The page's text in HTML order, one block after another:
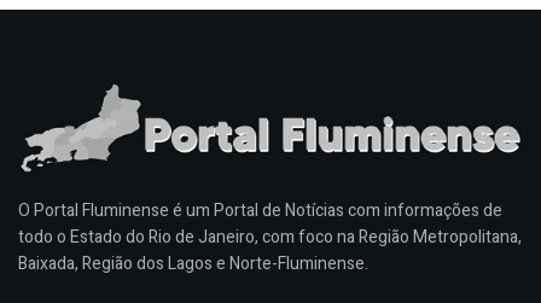
O Portal Fluminense é um Portal de Notícias com informações de
todo o Estado do Rio de Janeiro, com foco na Região Metropolitana,
Baixada, Região dos Lagos e Norte-Fluminense.